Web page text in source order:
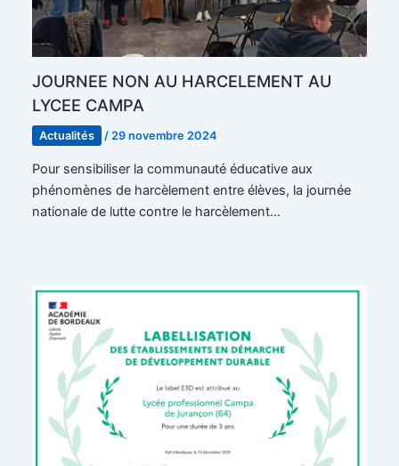
JOURNEE NON AU HARCELEMENT AU
LYCEE CAMPA
Actualités /29 novembre 2024
Pour sensibiliser la communauté éducative aux
phénomènes de harcèlement entre élèves, la journée
nationale de lutte contre le harcèlement…